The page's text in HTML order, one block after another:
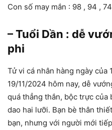
Con số may mắn : 98 , 94 , 74
– Tuổi Dần : dễ
phi
Tử vi cá nhân hàng ngày của
19/11/2024 hôm nay, dễ
quá thẳng thắn, bộc trực của
dao hai lưỡi. Bạn bè thân
bạn, nhưng với người mới